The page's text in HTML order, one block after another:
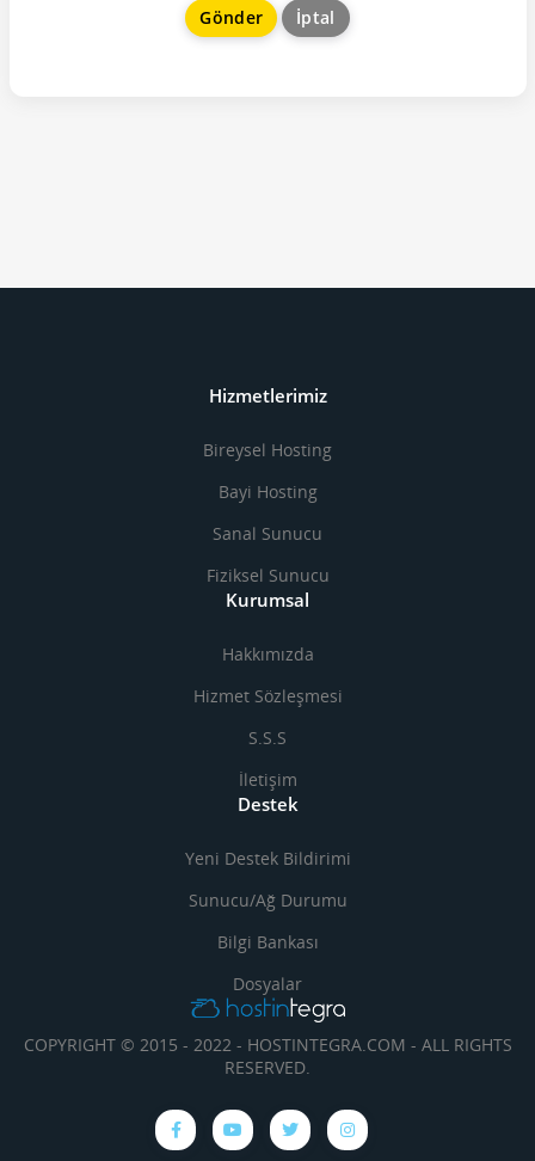
İptal
Hizmetlerimiz
Bireysel Hosting
Bayi Hosting
Sanal Sunucu
Fiziksel Sunucu
Kurumsal
Hakkımızda
Hizmet Sözleşmesi
S.S.S
İletişim
Destek
Yeni Destek Bildirimi
Sunucu/Ağ Durumu
Bilgi Bankası
Dosyalar
COPYRIGHT © 2015 - 2022 - HOSTINTEGRA.COM - ALL RIGHTS
RESERVED.